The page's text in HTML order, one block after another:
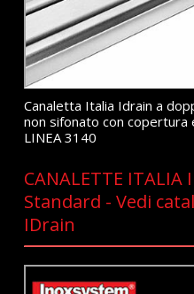
Canaletta Italia Idrain a
non sifonato con
LINEA 3140
CANALETTE
Standard - Vedi
IDrain